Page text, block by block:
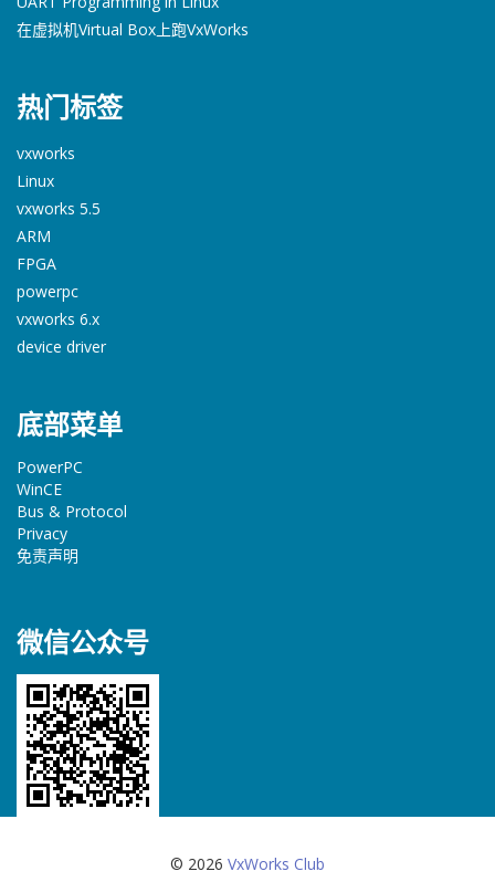
在虚拟机Virtual Box上跑VxWorks
热门标签
vxworks
Linux
vxworks 5.5
ARM
FPGA
powerpc
vxworks 6.x
device driver
底部菜单
PowerPC
WinCE
Bus & Protocol
Privacy
免责声明
微信公众号
© 2026 VxWorks Club